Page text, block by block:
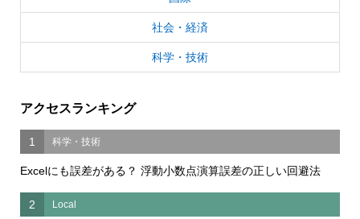
社会・経済
科学・技術
アクセスランキング
1 科学・技術
Excelにも誤差がある？ 浮動小数点演算誤差の正しい回避法
2 Local